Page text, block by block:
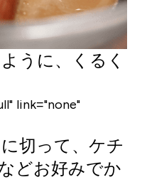
うに、くるく
link="none"
切って、ケチ
どお好みでか